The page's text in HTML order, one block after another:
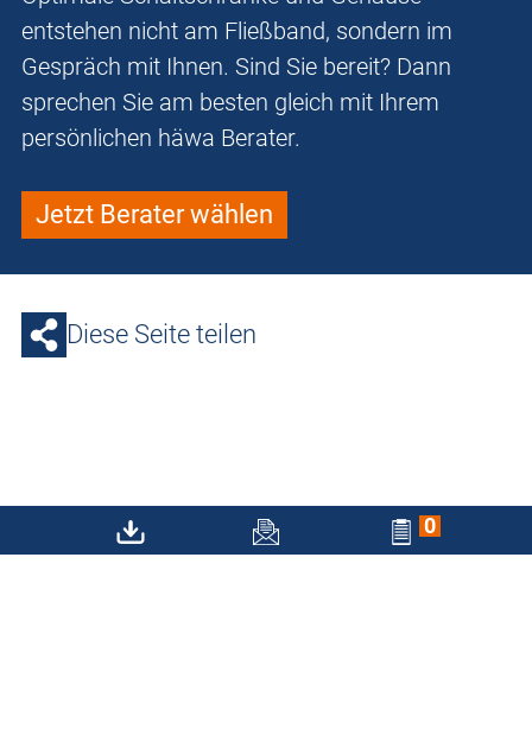
0
entstehen nicht am Fließband, sondern im
Gespräch mit Ihnen. Sind Sie bereit? Dann
sprechen Sie am besten gleich mit Ihrem
persönlichen häwa Berater.
Jetzt Berater wählen
Diese Seite teilen
häwa auf Social-Media